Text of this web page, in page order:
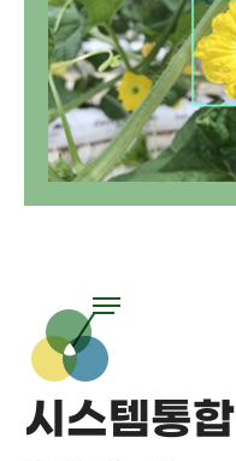
시스템통합